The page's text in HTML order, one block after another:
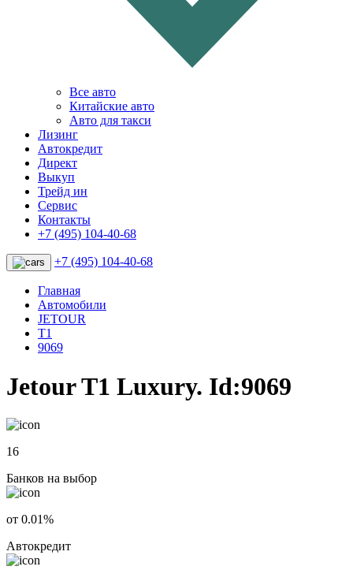
Все авто
Китайские авто
Авто для такси
Лизинг
Автокредит
Директ
Выкуп
Трейд ин
Сервис
Контакты
+7 (495) 104-40-68
+7 (495) 104-40-68
Главная
Автомобили
JETOUR
T1
9069
Jetour T1 Luxury. Id:9069
16
Банков на выбор
от 0.01%
Автокредит